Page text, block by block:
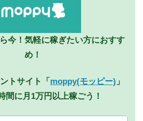
今！気軽に稼ぎたい方におすす
め！
トサイト「 moppy(モッピー) 」
間に月1万円以上稼ごう！